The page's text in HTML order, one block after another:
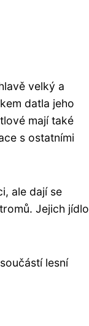
velký a
datla jeho
mají také
s ostatními
ale dají se
Jejich jídlo
lesní